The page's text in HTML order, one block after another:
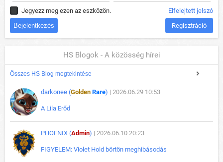
Jegyezz meg ezen az eszközön. Elfelejtett jelszó
Regisztráció
HS Blogok - A közösség hírei
Összes HS Blog megtekintése
darkonee (Golden Rare) | 2026.06.29 10:53
A Lila Erőd
PHOENIX (Admin) | 2026.06.10 20:23
FIGYELEM: Violet Hold börtön meghibásodás